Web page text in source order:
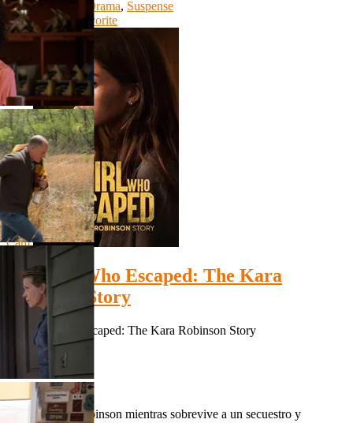
Genre:
Crimen Drama, Suspense
Watch Movie Favorite
Cam
The Girl Who Escaped: The Kara
Robinson Story
The Girl Who Escaped: The Kara Robinson Story
IMDb: N/A
N/A
Sigue a Kara Robinson mientras sobrevive a un secuestro y